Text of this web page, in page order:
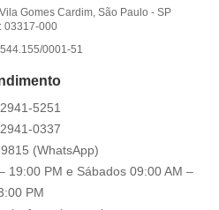
Vila Gomes Cardim, São Paulo -SP
03317-000
0001-51
2941-5251
2941-0337
(WhatsApp)
19:00 PM e Sábados 09:00 AM –
PM